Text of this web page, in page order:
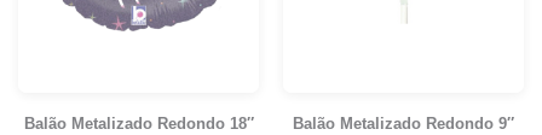
Balão Metalizado Redondo 18″
Balão Metalizado Redondo 9″